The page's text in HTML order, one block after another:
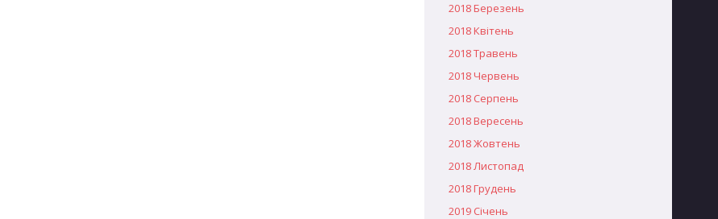
2018 Березень
2018 Квітень
2018 Травень
2018 Червень
2018 Серпень
2018 Вересень
2018 Жовтень
2018 Листопад
2018 Грудень
2019 Січень